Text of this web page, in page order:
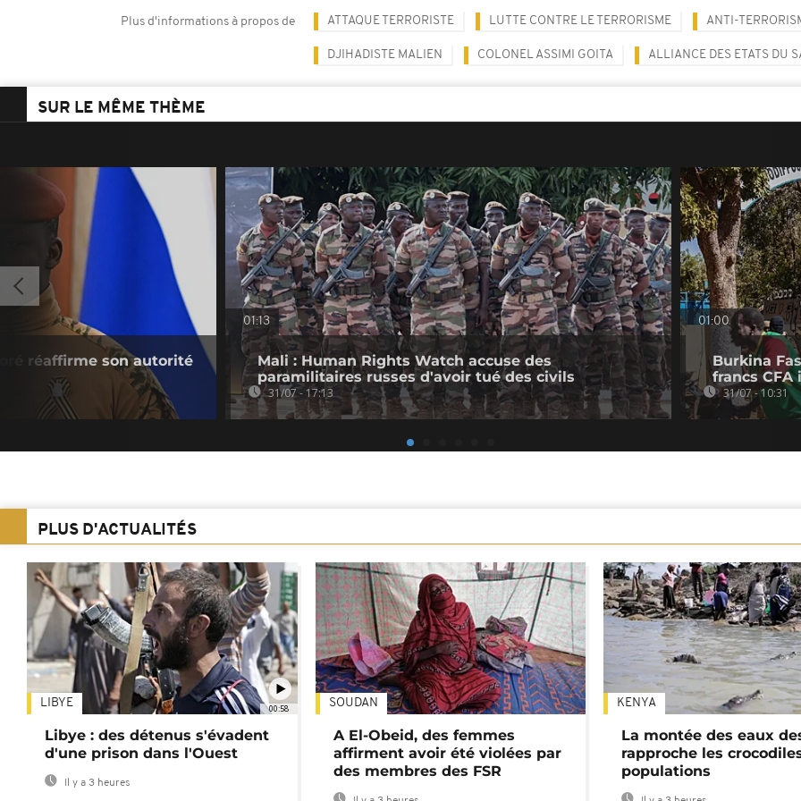
Plus d'informations à propos de ATTAQUE TERRORISTE LUTTE CONTRE LE TERRORISME ANTI-
DJIHADISTE MALIEN COLONEL ASSIMI GOITA ALLIANCE DES ETATS DU
SUR LE MÊME THÈME
réaffirme son autorité
01:13
Mali : Human Rights Watch accuse des
paramilitaires russes d'avoir tué des civils
31/07 - 17:13
01:00
Burkina
francs CFA
31/07 - 10:31
PLUS D'ACTUALITÉS
00:58
LIBYE
Libye : des détenus s'évadent
d'une prison dans l'Ouest
Il y a 3 heures
SOUDAN
A El-Obeid, des femmes
affirment avoir été violées par
des membres des FSR
KENYA
La montée des eaux
rapproche les
populations